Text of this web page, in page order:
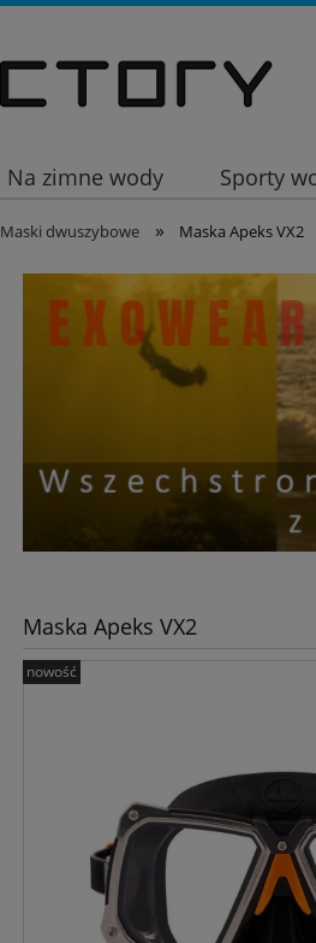
Na zimne wody Sporty
Maski dwuszybowe » Maska Apeks VX2
Maska Apeks VX2
nowość